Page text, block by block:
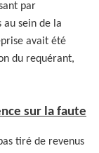
par
au sein de la
avait été
du requérant,
sur la faute
tiré de revenus